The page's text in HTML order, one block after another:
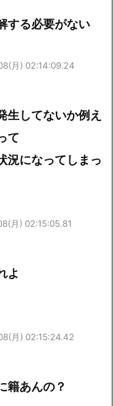
する必要がない
月) 02:14:09.24
生してないか例え
て
況になってしまっ
月) 02:15:05.81
よ
月) 02:15:24.42
籍あんの？